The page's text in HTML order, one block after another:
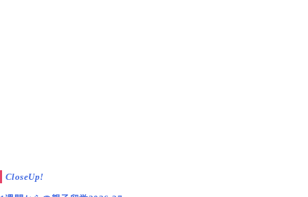
CloseUp!